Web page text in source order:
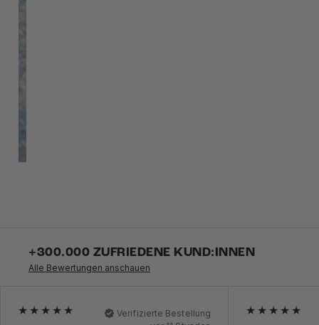
+300.000 ZUFRIEDENE KUND:INNEN
Alle Bewertungen anschauen
Verifizierte Bestellung